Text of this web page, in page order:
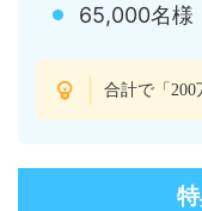
65,000名様
合計で「200